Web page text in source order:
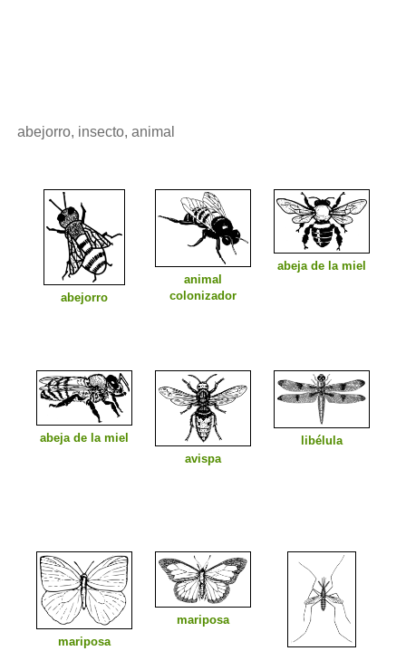
abejorro, insecto, animal
abejorro
animal
colonizador
abeja de la miel
abeja de la miel
avispa
libélula
mariposa
mariposa